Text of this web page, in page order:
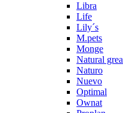
Libra
Life
Lily´s
M.pets
Monge
Natural
Naturo
Nuevo
Optimal
Ownat